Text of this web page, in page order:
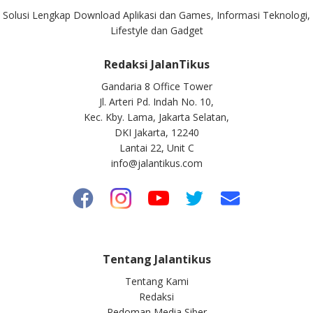
Solusi Lengkap Download Aplikasi dan Games, Informasi Teknologi,
Lifestyle dan Gadget
Redaksi JalanTikus
Gandaria 8 Office Tower
Jl. Arteri Pd. Indah No. 10,
Kec. Kby. Lama, Jakarta Selatan,
DKI Jakarta, 12240
Lantai 22, Unit C
info@jalantikus.com
Tentang Jalantikus
Tentang Kami
Redaksi